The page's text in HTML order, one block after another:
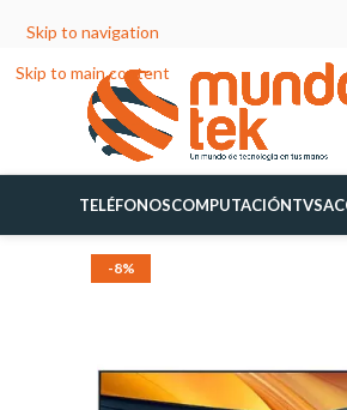
Skip to navigation
Skip to main content
TELÉFONOSCOMPUTACIÓNTVS
-8%